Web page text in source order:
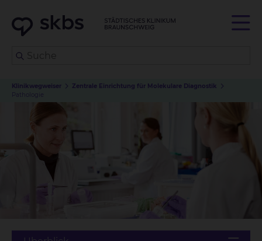
Klinikwegweiser
Zentrale Einrichtung für Molekulare Diagnostik
Pathologie